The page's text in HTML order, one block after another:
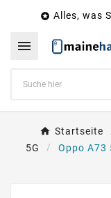
 Alles, was

Startseite
5G
Oppo A73